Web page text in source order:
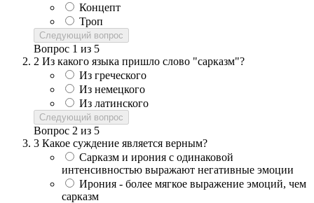
Концепт
Троп
Следующий вопрос
Вопрос 1 из 5
2 Из какого языка пришло слово "сарказм"?
Из греческого
Из немецкого
Из латинского
Следующий вопрос
Вопрос 2 из 5
3 Какое суждение является верным?
Сарказм и ирония с одинаковой
интенсивностью выражают негативные эмоции
Ирония - более мягкое выражение эмоций, чем
сарказм